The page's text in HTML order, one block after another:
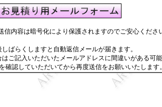
信内容は暗号化により保護されますのでご安心くださ
しばらくしますと自動返信メールが届きます。
ご記入いただいたメールアドレスに間違いがある可能
確認していただいてから再度送信をお願いいたします。